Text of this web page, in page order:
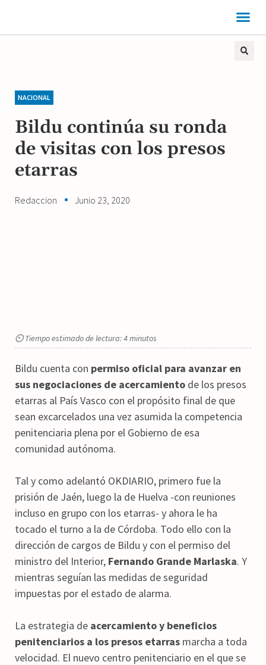
NACIONAL
Bildu continúa su ronda
de visitas con los presos
etarras
Redaccion Junio 23, 2020
⏲ Tiempo estimado de lectura: 4 minutos
Bildu cuenta con permiso oficial para avanzar en
sus negociaciones de acercamiento de los presos
etarras al País Vasco con el propósito final de que
sean excarcelados una vez asumida la competencia
penitenciaria plena por el Gobierno de esa
comunidad autónoma.
Tal y como adelantó OKDIARIO, primero fue la
prisión de Jaén, luego la de Huelva -con reuniones
incluso en grupo con los etarras- y ahora le ha
tocado el turno a la de Córdoba. Todo ello con la
dirección de cargos de Bildu y con el permiso del
ministro del Interior, Fernando Grande Marlaska. Y
mientras seguían las medidas de seguridad
impuestas por el estado de alarma.
La estrategia de acercamiento y beneficios
penitenciarios a los presos etarras marcha a toda
velocidad. El nuevo centro penitenciario en el que se